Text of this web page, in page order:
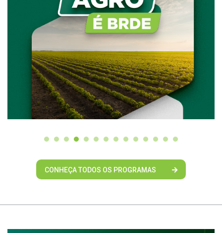
CONHEÇA TODOS OS PROGRAMAS